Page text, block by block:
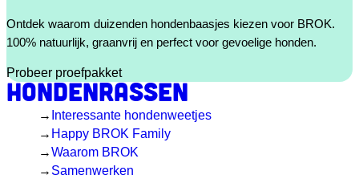
Ontdek waarom duizenden hondenbaasjes kiezen voor BROK.
100% natuurlijk, graanvrij en perfect voor gevoelige honden.
Probeer proefpakket
Hondenrassen
Interessante hondenweetjes
Happy BROK Family
Waarom BROK
Samenwerken